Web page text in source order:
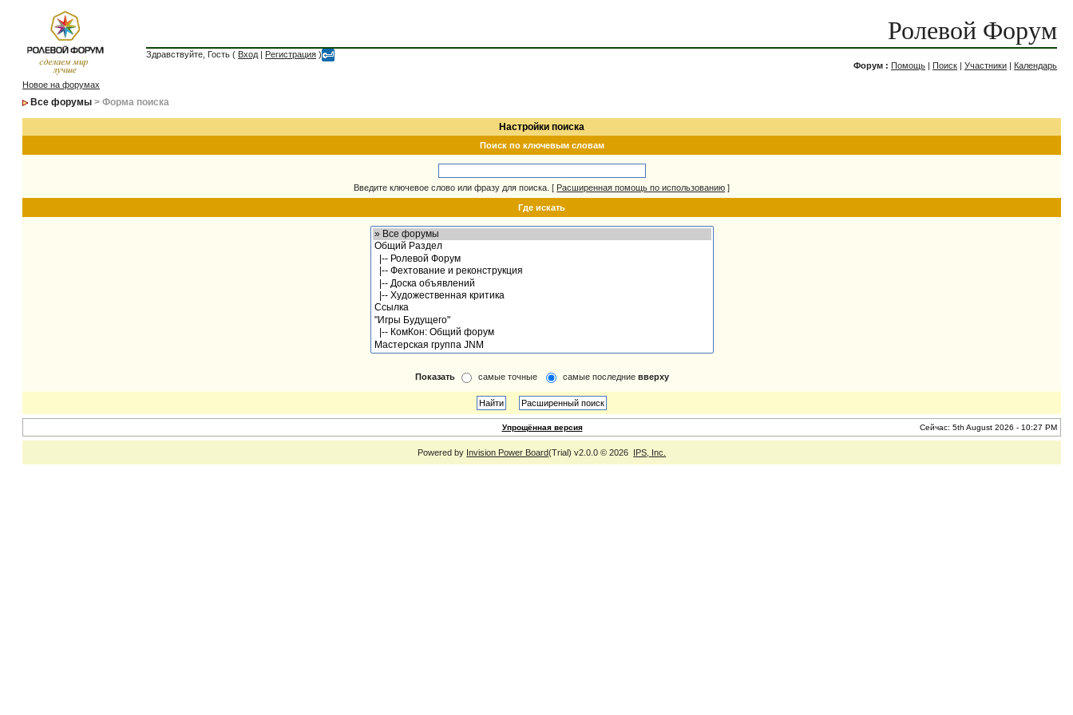
Ролевой Форум
Здравствуйте, Гость ( Вход | Регистрация )
Форум : Помощь | Поиск | Участники | Календарь
Новое на форумах
Все форумы > Форма поиска
Настройки поиска
Поиск по ключевым словам
Введите ключевое слово или фразу для поиска. [ Расширенная помощь по использованию ]
Где искать
Показать самые точные самые последние вверху
Упрощённая версия Сейчас: 5th August 2026 - 10:27 PM
Powered by Invision Power Board(Trial) v2.0.0 © 2026 IPS, Inc.